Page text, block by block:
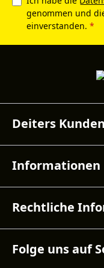
genommen und
einverstanden. *
Deiters
Informationen
Rechtliche
Folge uns auf